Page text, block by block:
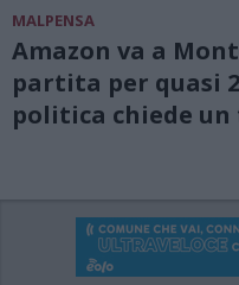
MALPENSA
Amazon va a
partita per quasi
politica chiede